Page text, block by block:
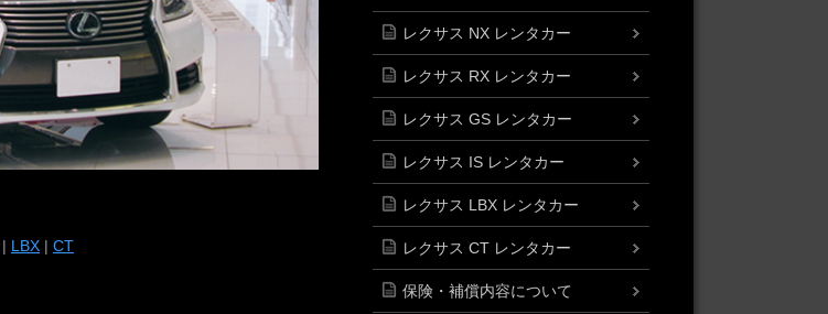
| LBX | CT
レクサス NX レンタカー
レクサス RX レンタカー
レクサス GS レンタカー
レクサス IS レンタカー
レクサス LBX レンタカー
レクサス CT レンタカー
保険・補償内容について